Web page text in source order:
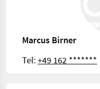
Marcus Birner
Tel:+49 162 *******